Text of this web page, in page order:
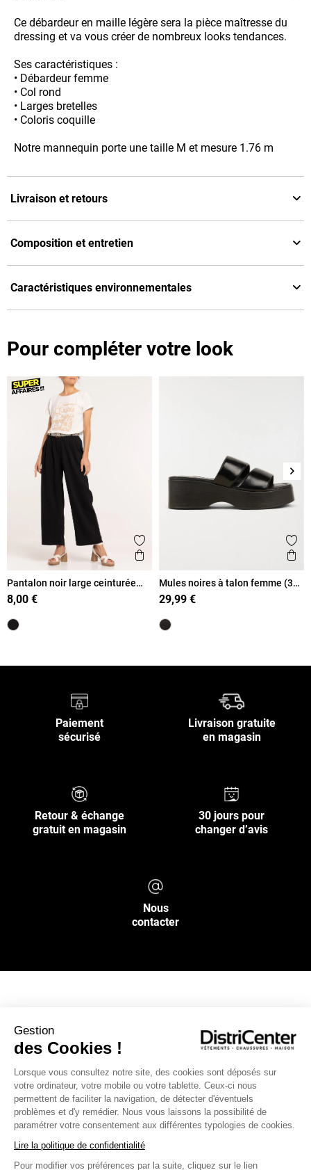
Gestion
des Cookies !
Lorsque vous consultez notre site, des cookies sont déposés sur
votre ordinateur, votre mobile ou votre tablette. Ceux-ci nous
permettent de faciliter la navigation, de détecter d'éventuels
problèmes et d'y remédier. Nous vous laissons la possibilité de
paramétrer votre consentement aux différentes typologies de cookies.
Lire la politique de confidentialité
Pour modifier vos préférences par la suite, cliquez sur le lien
Ce débardeur en maille légère sera la pièce maîtresse du
dressing et va vous créer de nombreux looks tendances.
Ses caractéristiques :
• Débardeur femme
• Col rond
• Larges bretelles
• Coloris coquille
Notre mannequin porte une taille M et mesure 1.76 m
Livraison et retours
Composition et entretien
Caractéristiques environnementales
Pour compléter votre look
Ajouter aux favoris
Aperçu rapide
Pantalon noir large ceinturée
femme
8,00 €
Mules noires à talon femme (36-
41)
29,99 €
Paiement
sécurisé
Livraison gratuite
en magasin
Retour & échange
gratuit en magasin
30 jours pour
changer d’avis
Nous
contacter
INFOS PRATIQUES
L’ENSEIGNE DISTRICENTER
Suivez-nous
Moyens de paiement